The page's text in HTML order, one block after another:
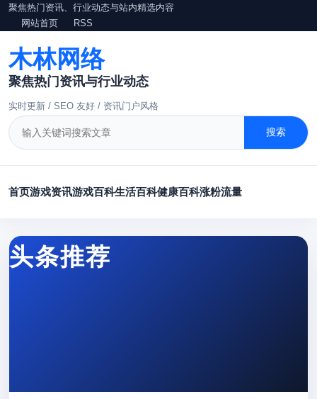
聚焦热门资讯、行业动态与站内精选内容
网站首页
RSS
木林网络
聚焦热门资讯与行业动态
实时更新 / SEO 友好 / 资讯门户风格
搜索
首页游戏资讯游戏百科生活百科健康百科涨粉流量
头条推荐